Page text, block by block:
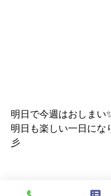
明日で今週はおしまい
明日も楽しい一日に
彡